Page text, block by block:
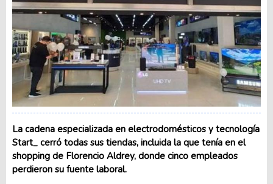
La cadena especializada en electrodomésticos y tecnología
Start_ cerró todas sus tiendas, incluida la que tenía en el
shopping de Florencio Aldrey, donde cinco empleados
perdieron su fuente laboral.